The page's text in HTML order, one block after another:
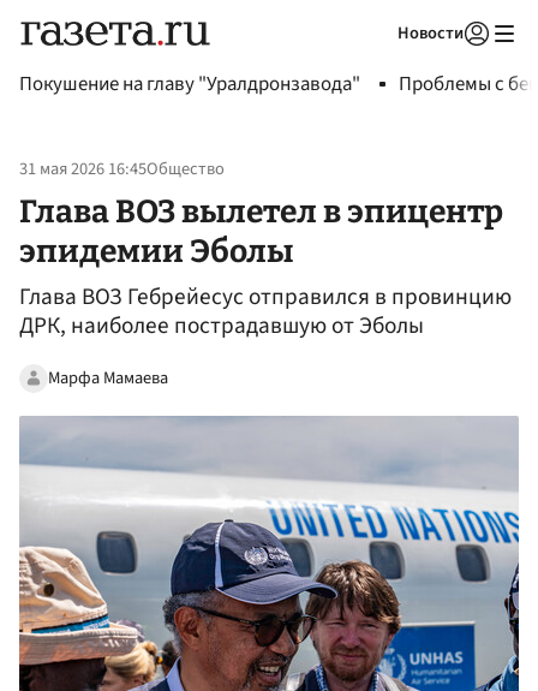
Новости
Покушение на главу "Уралдронзавода" Проблемы с
31 мая 2026 16:45Общество
Глава ВОЗ вылетел в эпицентр
эпидемии Эболы
Глава ВОЗ Гебрейесус отправился в провинцию
ДРК, наиболее пострадавшую от Эболы
Марфа Мамаева